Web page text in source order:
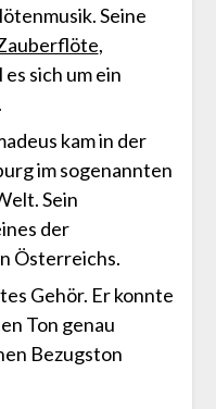
Seine
,
sich um ein
kam in der
im sogenannten
Sein
der
Österreichs.
Gehör. Er konnte
Ton genau
Bezugston